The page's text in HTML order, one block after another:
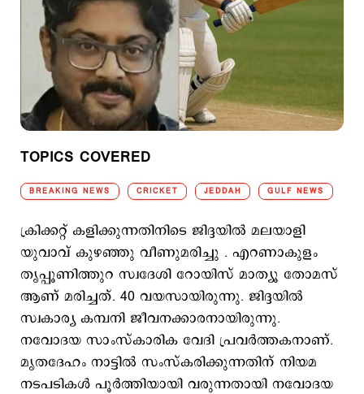
TOPICS COVERED
BREAKING NEWS CRICKET JEDDAH GULF NEWS
ക്രിക്കറ്റ് കളിക്കുന്നതിനിടെ ജിദ്ദയില്‍ മലയാളി
യുവാവ് കുഴഞ്ഞു വീണുമരിച്ചു . എറണാകുളം
തൃപ്പൂണിത്തുറ സ്വദേശി റോയിസ് മാത്യൂ തോമസ്
ആണ് മരിച്ചത്. 40 വയസായിരുന്നു. ജിദ്ദയില്‍
സ്വകാര്യ കമ്പനി ജീവനക്കാരനായിരുന്നു.
നവോദയ സാംസ്‌കാരിക വേദി പ്രവര്‍ത്തകനാണ്.
മൃതദേഹം നാട്ടില്‍ സംസ്‌കരിക്കുന്നതിന് നിയമ
നടപടികള്‍ പൂര്‍ത്തിയായി വരുന്നതായി നവോദയ